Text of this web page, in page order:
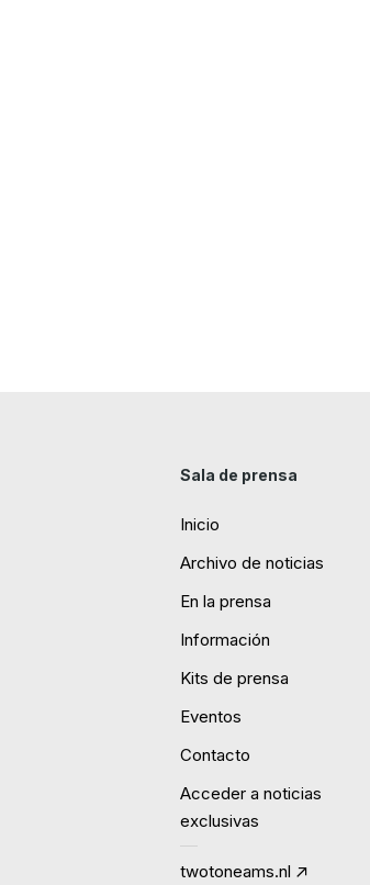
Sala de prensa
Inicio
Archivo de noticias
En la prensa
Información
Kits de prensa
Eventos
Contacto
Acceder a noticias
exclusivas
twotoneams.nl